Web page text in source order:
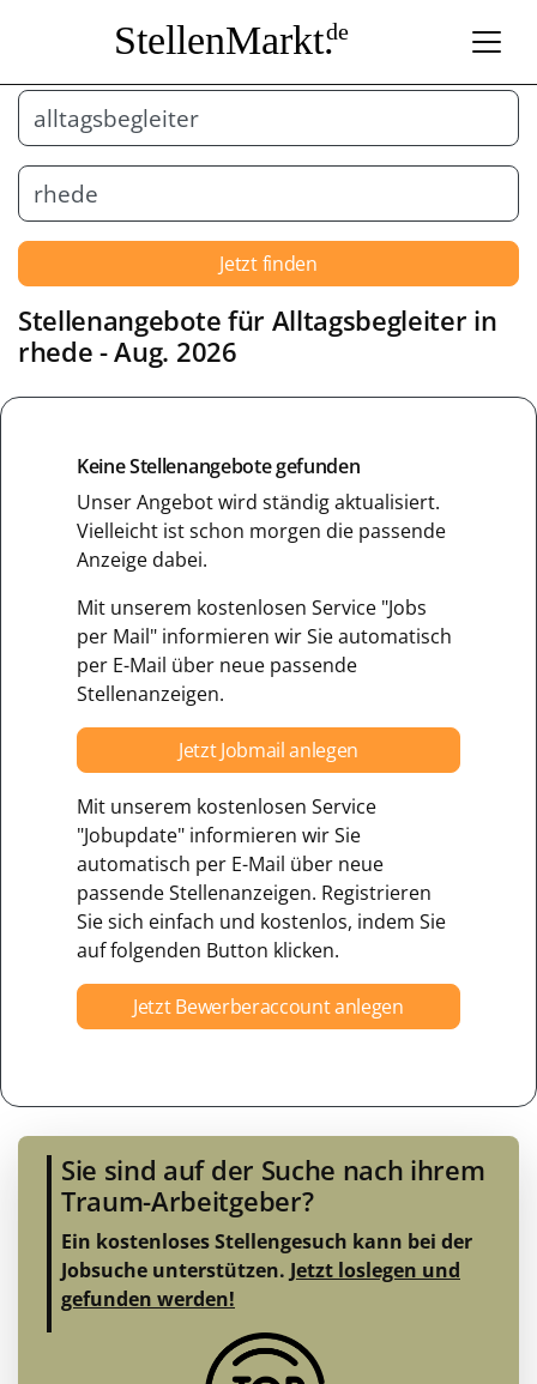
StellenMarkt.de
Jetzt finden
Stellenangebote für Alltagsbegleiter in
rhede- Aug. 2026
Keine Stellenangebote gefunden
Unser Angebot wird ständig aktualisiert.
Vielleicht ist schon morgen die passende
Anzeige dabei.
Mit unserem kostenlosen Service "Jobs
per Mail" informieren wir Sie automatisch
per E-Mail über neue passende
Stellenanzeigen.
Jetzt Jobmail anlegen
Mit unserem kostenlosen Service
"Jobupdate" informieren wir Sie
automatisch per E-Mail über neue
passende Stellenanzeigen. Registrieren
Sie sich einfach und kostenlos, indem Sie
auf folgenden Button klicken.
Jetzt Bewerberaccount anlegen
Sie sind auf der Suche nach ihrem
Traum-Arbeitgeber?
Ein kostenloses Stellengesuch kann bei der
Jobsuche unterstützen. Jetzt loslegen und
gefunden werden!